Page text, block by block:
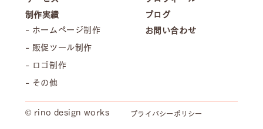
© rino design works
制作実績
- ホームページ制作
- 販促ツール制作
- ロゴ制作
- その他
ブログ
お問い合わせ
プライバシーポリシー